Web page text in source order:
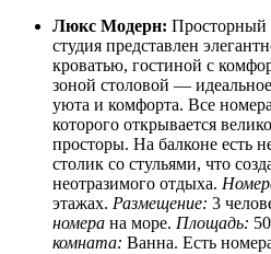
Люкс Модерн: Просторный
студия представлен
кроватью, гостиной с
зоной столовой —
уюта и комфорта. Все
которого открывается
просторы. На балконе есть
столик со стульями, что
неотразимого отдыха.
этажах. Размещение: 3
номера на море. Площадь:
комната: Ванна. Есть